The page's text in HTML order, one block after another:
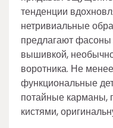
тенденции
нетривиальные
предлагают фасоны
вышивкой,
воротника. Не
функциональные
потайные карманы,
кистями,